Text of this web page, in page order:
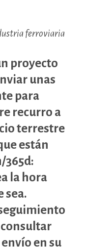
ferroviaria
proyecto
unas
para
recurro a
terrestre
están
365d:
la hora
sea.
en su